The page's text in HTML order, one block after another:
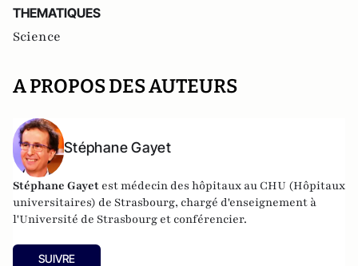
THEMATIQUES
Science
A PROPOS DES AUTEURS
Stéphane Gayet
Stéphane Gayet est médecin des hôpitaux au CHU (Hôpitaux
universitaires) de Strasbourg, chargé d'enseignement à
l'Université de Strasbourg et conférencier.
SUIVRE